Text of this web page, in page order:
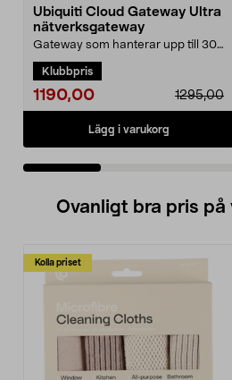
Ubiquiti Cloud Gateway Ultra
nätverksgateway
Gateway som hanterar upp till 30
Ubiquiti Cloud ...
Klubbpris
1190,00 1295,00
Lägg i varukorg
Ovanligt bra pris på
Kolla priset